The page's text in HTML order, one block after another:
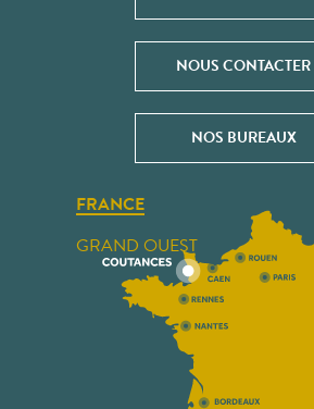
NOUS CONTACTER
NOS BUREAUX
FRANCE
GRAND OUEST